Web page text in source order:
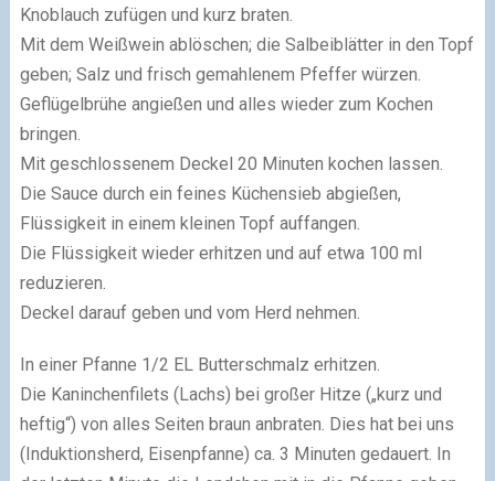
Knoblauch zufügen und kurz braten.
Mit dem Weißwein ablöschen; die Salbeiblätter in den Topf
geben; Salz und frisch gemahlenem Pfeffer würzen.
Geflügelbrühe angießen und alles wieder zum Kochen
bringen.
Mit geschlossenem Deckel 20 Minuten kochen lassen.
Die Sauce durch ein feines Küchensieb abgießen,
Flüssigkeit in einem kleinen Topf auffangen.
Die Flüssigkeit wieder erhitzen und auf etwa 100 ml
reduzieren.
Deckel darauf geben und vom Herd nehmen.
In einer Pfanne 1/2 EL Butterschmalz erhitzen.
Die Kaninchenfilets (Lachs) bei großer Hitze („kurz und
heftig“) von alles Seiten braun anbraten. Dies hat bei uns
(Induktionsherd, Eisenpfanne) ca. 3 Minuten gedauert. In